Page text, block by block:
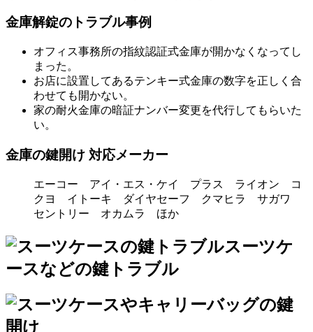
金庫解錠のトラブル事例
オフィス事務所の指紋認証式金庫が開かなくなってし
まった。
お店に設置してあるテンキー式金庫の数字を正しく合
わせても開かない。
家の耐火金庫の暗証ナンバー変更を代行してもらいた
い。
金庫の鍵開け 対応メーカー
エーコー アイ・エス・ケイ プラス ライオン コ
クヨ イトーキ ダイヤセーフ クマヒラ サガワ
セントリー オカムラ ほか
スーツケ
ースなどの鍵トラブル